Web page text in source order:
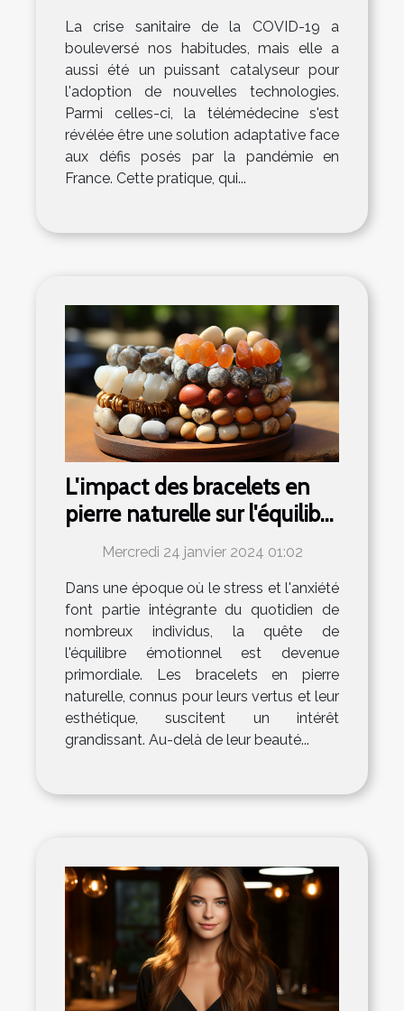
La crise sanitaire de la COVID-19 a
bouleversé nos habitudes, mais elle a
aussi été un puissant catalyseur pour
l'adoption de nouvelles technologies.
Parmi celles-ci, la télémédecine s'est
révélée être une solution adaptative face
aux défis posés par la pandémie en
France. Cette pratique, qui...
L'impact des bracelets en
pierre naturelle sur l'équilibre
émotionnel
Mercredi 24 janvier 2024 01:02
Dans une époque où le stress et l'anxiété
font partie intégrante du quotidien de
nombreux individus, la quête de
l'équilibre émotionnel est devenue
primordiale. Les bracelets en pierre
naturelle, connus pour leurs vertus et leur
esthétique, suscitent un intérêt
grandissant. Au-delà de leur beauté...